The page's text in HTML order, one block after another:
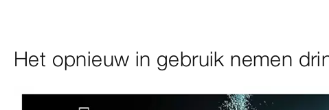
Het opnieuw in gebruik nemen